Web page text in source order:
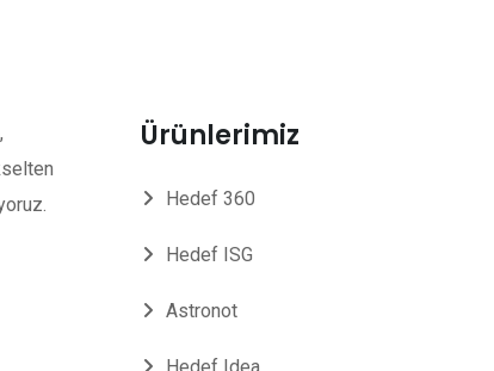
Ürünlerimiz
Hedef 360
Hedef ISG
Astronot
Hedef Idea